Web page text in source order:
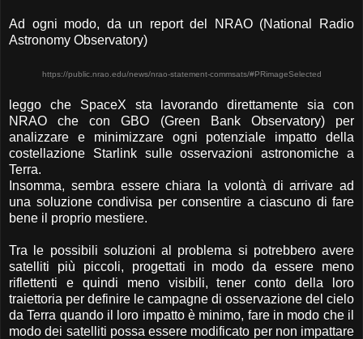
Ad ogni modo, da un report del NRAO (National Radio
Astronomy Observatory)
https://public.nrao.edu/news/nrao-statement-commsats/#PRimageSelected
leggo che SpaceX sta lavorando direttamente sia con
NRAO che con GBO (Green Bank Observatory) per
analizzare e minimizzare ogni potenziale impatto della
costellazione Starlink sulle osservazioni astronomiche a
Terra.
Insomma, sembra essere chiara la volontà di arrivare ad
una soluzione condivisa per consentire a ciascuno di fare
bene il proprio mestiere.
Tra le possibili soluzioni al problema si potrebbero avere
satelliti più piccoli, progettati in modo da essere meno
riflettenti e quindi meno visibili, tener conto della loro
traiettoria per definire le campagne di osservazione del cielo
da Terra quando il loro impatto è minimo, fare in modo che il
modo dei satelliti possa essere modificato per non impattare